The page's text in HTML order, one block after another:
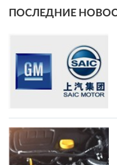
ПОСЛЕДНИЕ